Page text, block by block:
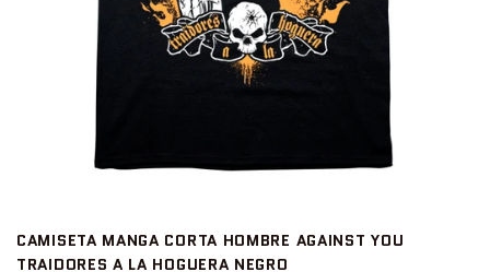
CAMISETA MANGA CORTA HOMBRE AGAINST YOU
TRAIDORES A LA HOGUERA NEGRO